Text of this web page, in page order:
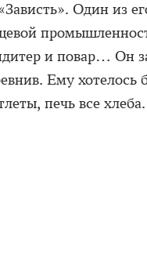
Один из
и повар… Он
Ему хотелось
печь все